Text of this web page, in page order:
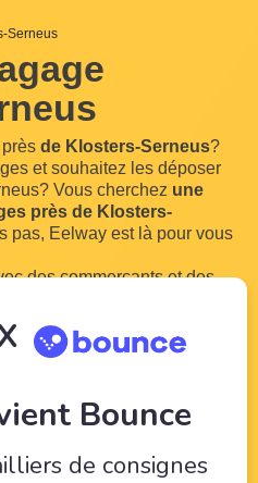
Serneus
de Klosters-Serneus?
et souhaitez les déposer
Vous cherchez une
près de Klosters-
pas, Eelway est là pour vous
des commerçants et des
à ski ou une
Klosters-Serneus.Vous
vos
...Lire plus
Bounce
de consignes